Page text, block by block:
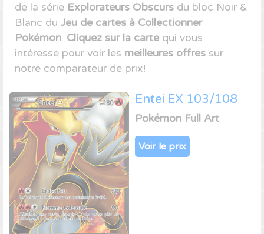
de la série Explorateurs Obscurs du bloc Noir &
Blanc du Jeu de cartes à Collectionner
Pokémon. Cliquez sur la carte qui vous
intéresse pour voir les meilleures offres sur
notre comparateur de prix!
Entei EX 103/108
Pokémon Full Art
Voir le prix